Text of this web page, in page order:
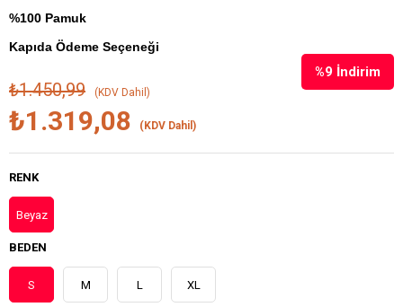
%100 Pamuk
Kapıda Ödeme Seçeneği
%9 İndirim
₺1.450,99 (KDV Dahil)
₺1.319,08 (KDV Dahil)
RENK
Beyaz
BEDEN
S M L XL